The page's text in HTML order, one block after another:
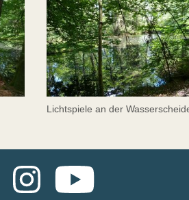
Lichtspiele an der
InstagramYouTube